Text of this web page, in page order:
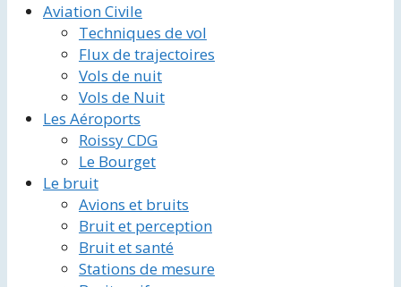
Aviation Civile
Techniques de vol
Flux de trajectoires
Vols de nuit
Vols de Nuit
Les Aéroports
Roissy CDG
Le Bourget
Le bruit
Avions et bruits
Bruit et perception
Bruit et santé
Stations de mesure